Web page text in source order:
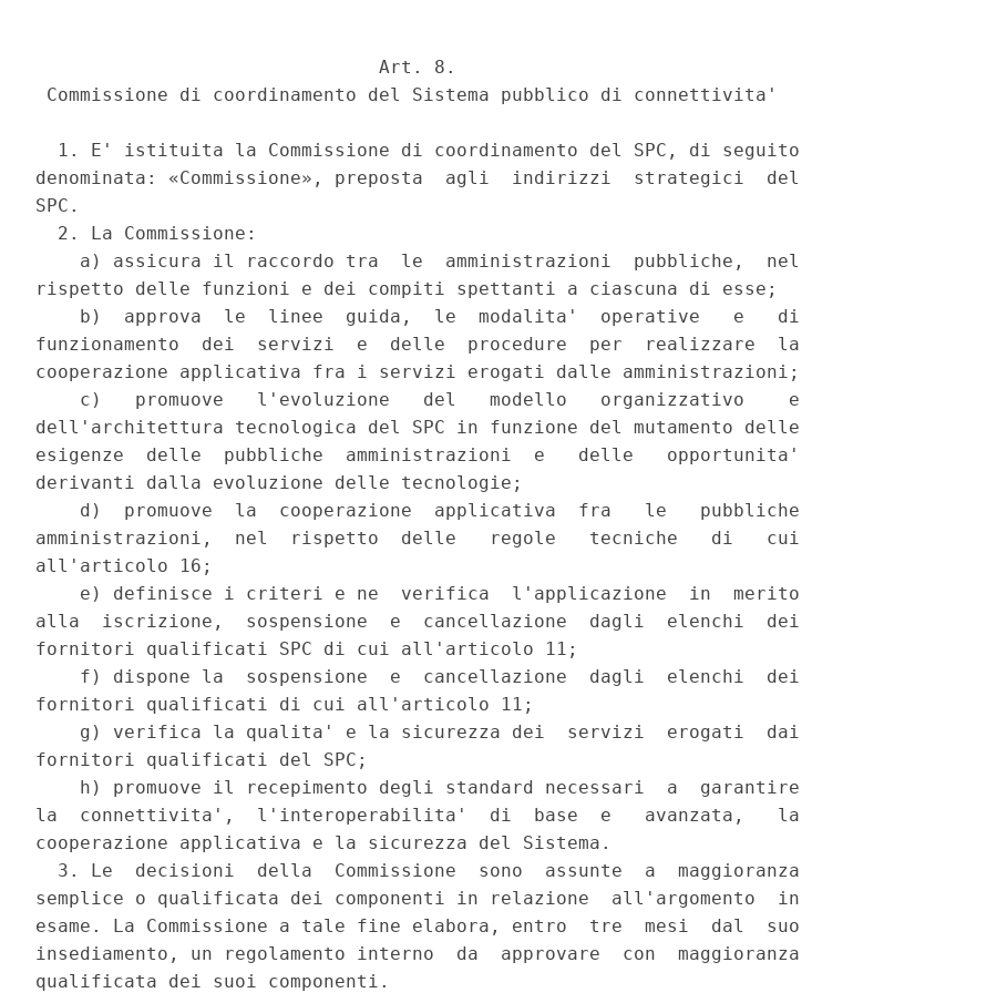
                               Art. 8.
Commissione di coordinamento del Sistema pubblico di connettivita'
  1. E' istituita la Commissione di coordinamento del SPC, di seguito
denominata: «Commissione», preposta  agli  indirizzi  strategici  del
SPC.
  2. La Commissione:
    a) assicura il raccordo tra  le  amministrazioni  pubbliche,  nel
rispetto delle funzioni e dei compiti spettanti a ciascuna di esse;
    b)  approva  le  linee  guida,  le  modalita'  operative   e   di
funzionamento  dei  servizi  e  delle  procedure  per  realizzare  la
cooperazione applicativa fra i servizi erogati dalle amministrazioni;
    c)   promuove   l'evoluzione   del   modello   organizzativo    e
dell'architettura tecnologica del SPC in funzione del mutamento delle
esigenze  delle  pubbliche  amministrazioni  e   delle   opportunita'
derivanti dalla evoluzione delle tecnologie;
    d)  promuove  la  cooperazione  applicativa  fra   le   pubbliche
amministrazioni,  nel  rispetto  delle   regole   tecniche   di   cui
all'articolo 16;
    e) definisce i criteri e ne  verifica  l'applicazione  in  merito
alla  iscrizione,  sospensione  e  cancellazione  dagli  elenchi  dei
fornitori qualificati SPC di cui all'articolo 11;
    f) dispone la  sospensione  e  cancellazione  dagli  elenchi  dei
fornitori qualificati di cui all'articolo 11;
    g) verifica la qualita' e la sicurezza dei  servizi  erogati  dai
fornitori qualificati del SPC;
    h) promuove il recepimento degli standard necessari  a  garantire
la  connettivita',  l'interoperabilita'  di  base  e   avanzata,   la
cooperazione applicativa e la sicurezza del Sistema.
  3. Le  decisioni  della  Commissione  sono  assunte  a  maggioranza
semplice o qualificata dei componenti in relazione  all'argomento  in
esame. La Commissione a tale fine elabora, entro  tre  mesi  dal  suo
insediamento, un regolamento interno  da  approvare  con  maggioranza